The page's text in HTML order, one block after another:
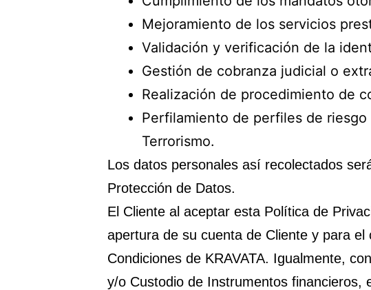
Mejoramiento de los servicios
Validación y verificación de la
Gestión de cobranza judicial o
Realización de procedimiento de
Perfilamiento de perfiles de
Terrorismo.
Los datos personales así recolectados
Protección de Datos.
El Cliente al aceptar esta Política de
apertura de su cuenta de Cliente y para
Condiciones de KRAVATA. Igualmente,
y/o Custodio de Instrumentos financieros,